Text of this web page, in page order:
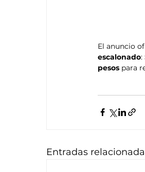
El anuncio
escalonado:
pesos para
Entradas